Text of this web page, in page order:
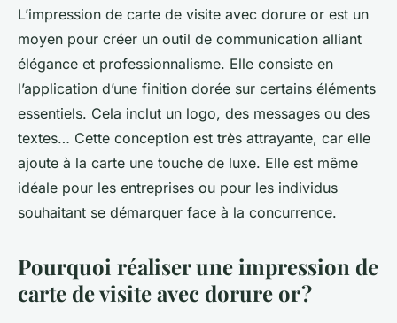
Présentez-vous avec élégance
en optant pour une impression
de carte de visite avec dorure
or
Sohan•23 août 2024•3 min de lecture
L’impression de carte de visite avec dorure or est un
moyen pour créer un outil de communication alliant
élégance et professionnalisme. Elle consiste en
l’application d’une finition dorée sur certains éléments
essentiels. Cela inclut un logo, des messages ou des
textes… Cette conception est très attrayante, car elle
ajoute à la carte une touche de luxe. Elle est même
idéale pour les entreprises ou pour les individus
souhaitant se démarquer face à la concurrence.
Pourquoi réaliser une impression de
carte de visite avec dorure or ?